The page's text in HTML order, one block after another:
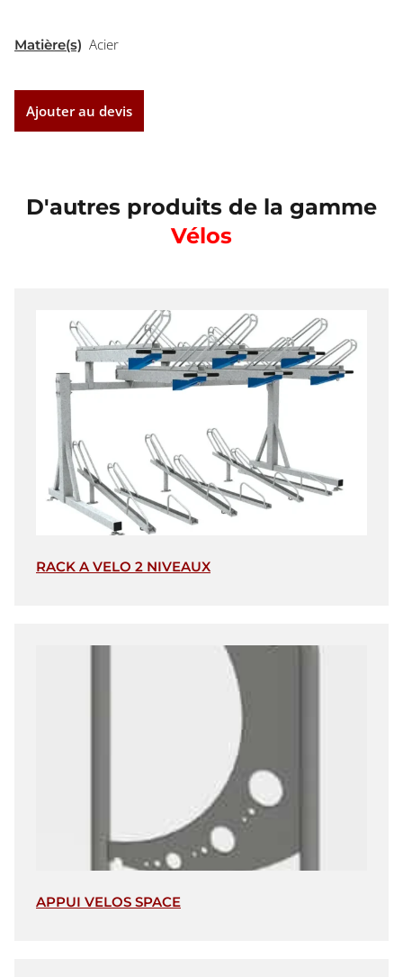
Matière(s) Acier
Ajouter au devis
D'autres produits de la gamme
Vélos
RACK A VELO 2 NIVEAUX
APPUI VELOS SPACE